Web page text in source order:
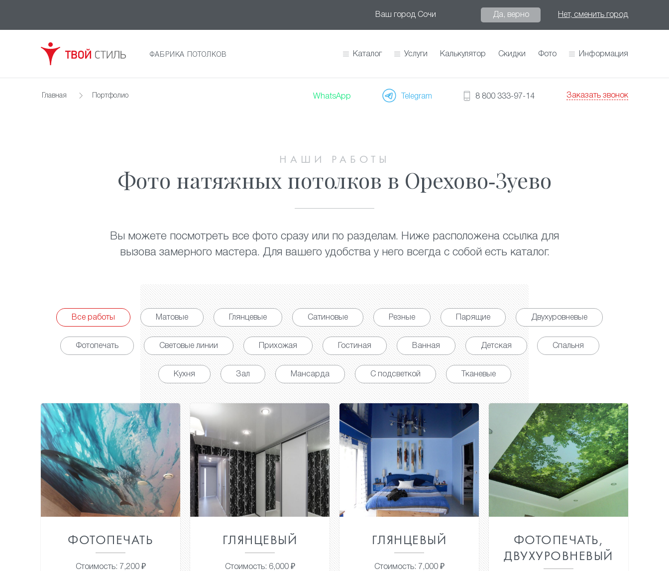
Ваш город Сочи Да, верно Нет, сменить город
ФАБРИКА ПОТОЛКОВ Каталог Услуги Калькулятор Скидки Фото Информация
Главная Портфолио WhatsApp Telegram 8 800 333-97-14 Заказать звонок
НАШИ РАБОТЫ
Фото натяжных потолков в Орехово-Зуево
Вы можете посмотреть все фото сразу или по разделам. Ниже расположена ссылка для
вызова замерного мастера. Для вашего удобства у него всегда с собой есть каталог.
Все работы Матовые Глянцевые Сатиновые Резные Парящие Двухуровневые
Фотопечать Световые линии Прихожая Гостиная Ванная Детская Спальня
Кухня Зал Мансарда С подсветкой Тканевые
ФОТОПЕЧАТЬ
Стоимость: 7,200 ₽
ГЛЯНЦЕВЫЙ
Стоимость: 6,000 ₽
ГЛЯНЦЕВЫЙ
Стоимость: 7,000 ₽
ФОТОПЕЧАТЬ,
ДВУХУРОВНЕВЫЙ